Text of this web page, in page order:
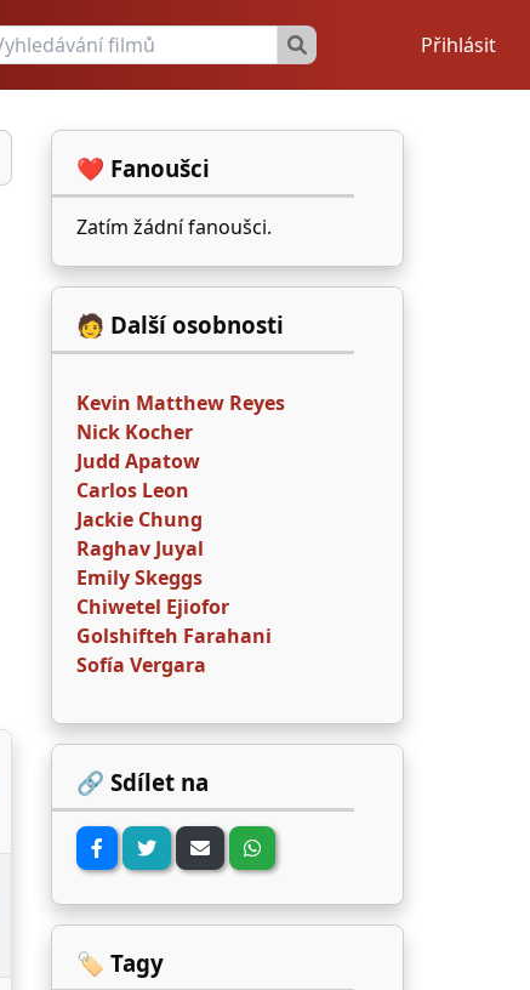
Přihlásit
❤️ Fanoušci
Zatím žádní fanoušci.
🧑 Další osobnosti
Kevin Matthew Reyes
Nick Kocher
Judd Apatow
Carlos Leon
Jackie Chung
Raghav Juyal
Emily Skeggs
Chiwetel Ejiofor
Golshifteh Farahani
Sofía Vergara
🔗 Sdílet na
🏷️ Tagy